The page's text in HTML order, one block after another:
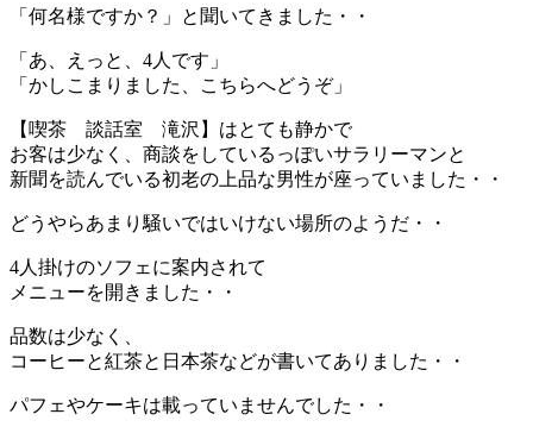
「何名様ですか？」と聞いてきました・・
「あ、えっと、4人です」
「かしこまりました、こちらへどうぞ」
【喫茶 談話室 滝沢】はとても静かで
お客は少なく、商談をしているっぽいサラリーマンと
新聞を読んでいる初老の上品な男性が座っていました・・
どうやらあまり騒いではいけない場所のようだ・・
4人掛けのソフェに案内されて
メニューを開きました・・
品数は少なく、
コーヒーと紅茶と日本茶などが書いてありました・・
パフェやケーキは載っていませんでした・・